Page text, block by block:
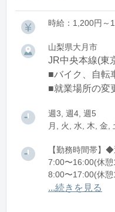
時給：1,200円～
山梨県大月市
JR中央本線(東
■バイク、自転
■就業場所の変
週3, 週4, 週5
月, 火, 水, 木, 金,
【勤務時間帯】
7:00〜16:00(休憩
8:00〜17:00(休憩
12:00〜21:00(休
...続きを見る